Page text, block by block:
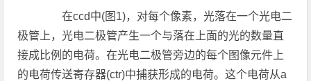
在ccd中(图1)，对每个像素，光落在一个光电二
极管上，光电二极管产生一个与落在上面的光的数量直
接成比例的电荷。在光电二极管旁边的每个图像元件上
的电荷传送寄存器(ctr)中捕获形成的电荷。这个电荷从a